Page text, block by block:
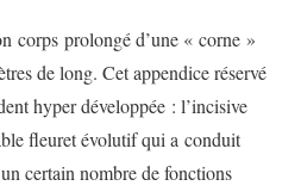
corps prolongé d’une « corne »
de long. Cet appendice réservé
hyper développée : l’incisive
fleuret évolutif qui a conduit
certain nombre de fonctions